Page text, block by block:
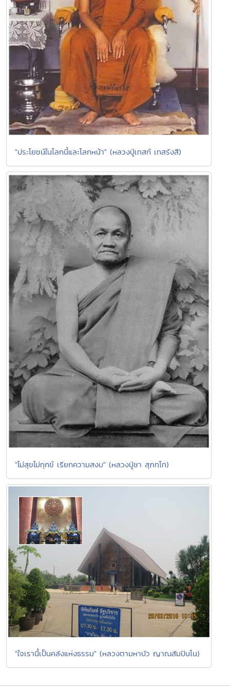
"ประโยชน์ในโลกนี้และโลกหน้า" (หลวงปู่เทสก์ เทสรังสี)
"ไม่สุขไม่ทุกข์ เรียกความสงบ" (หลวงปู่ชา สุภทฺโท)
"ใจเรานี้เป็นคลังแห่งธรรม" (หลวงตามหาบัว ญาณสัมปันโน)